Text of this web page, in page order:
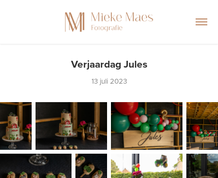
Verjaardag Jules
13 juli 2023